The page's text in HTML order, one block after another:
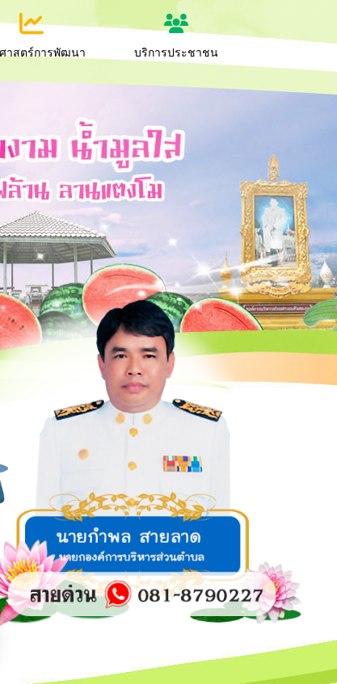
าสตร์การพัฒนา บริการประชาชน